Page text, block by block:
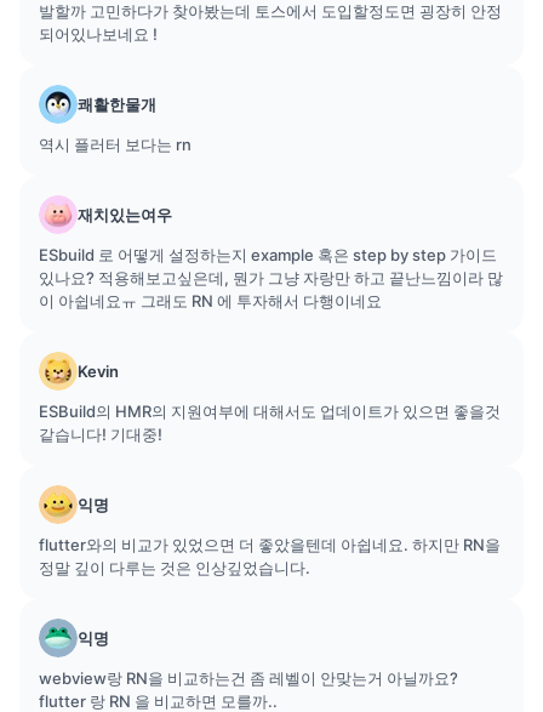
발할까 고민하다가 찾아봤는데 토스에서 도입할정도면 굉장히 안정
되어있나보네요 !
쾌활한물개
역시 플러터 보다는 rn
재치있는여우
ESbuild 로 어떻게 설정하는지 example 혹은 step by step 가이드
있나요? 적용해보고싶은데, 뭔가 그냥 자랑만 하고 끝난느낌이라 많
이 아쉽네요ㅠ 그래도 RN 에 투자해서 다행이네요
Kevin
ESBuild의 HMR의 지원여부에 대해서도 업데이트가 있으면 좋을것
같습니다! 기대중!
익명
flutter와의 비교가 있었으면 더 좋았을텐데 아쉽네요. 하지만 RN을
정말 깊이 다루는 것은 인상깊었습니다.
익명
webview랑 RN을 비교하는건 좀 레벨이 안맞는거 아닐까요?
flutter 랑 RN 을 비교하면 모를까..